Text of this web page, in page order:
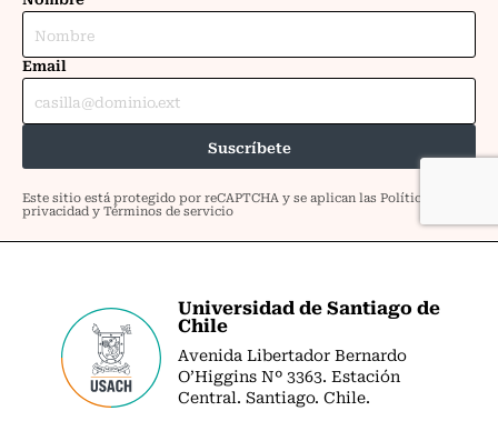
Universidad de Santiago de
Chile
Avenida Libertador Bernardo
O’Higgins Nº 3363. Estación
Central. Santiago. Chile.